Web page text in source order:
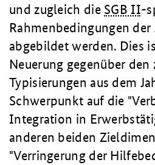
und zugleich die SGB II-
Rahmenbedingungen der
abgebildet werden. Dies
Neuerung gegenüber
Typisierungen aus dem
Schwerpunkt auf die
Integration in
anderen beiden
"Verringerung der